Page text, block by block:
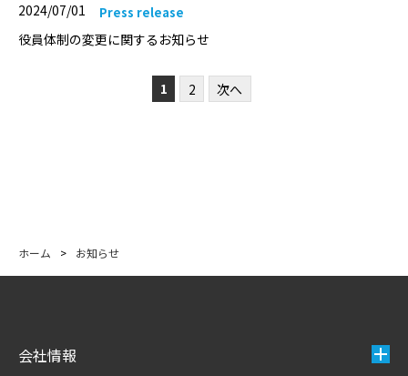
2024/07/01
Press release
役員体制の変更に関するお知らせ
1 2 次へ
ホーム > お知らせ
会社情報